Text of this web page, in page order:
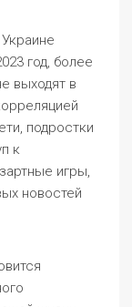
год, более
выходят в
подростки
к
игры,
новостей